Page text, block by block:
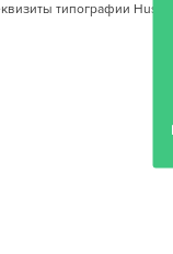
типографии Huss!